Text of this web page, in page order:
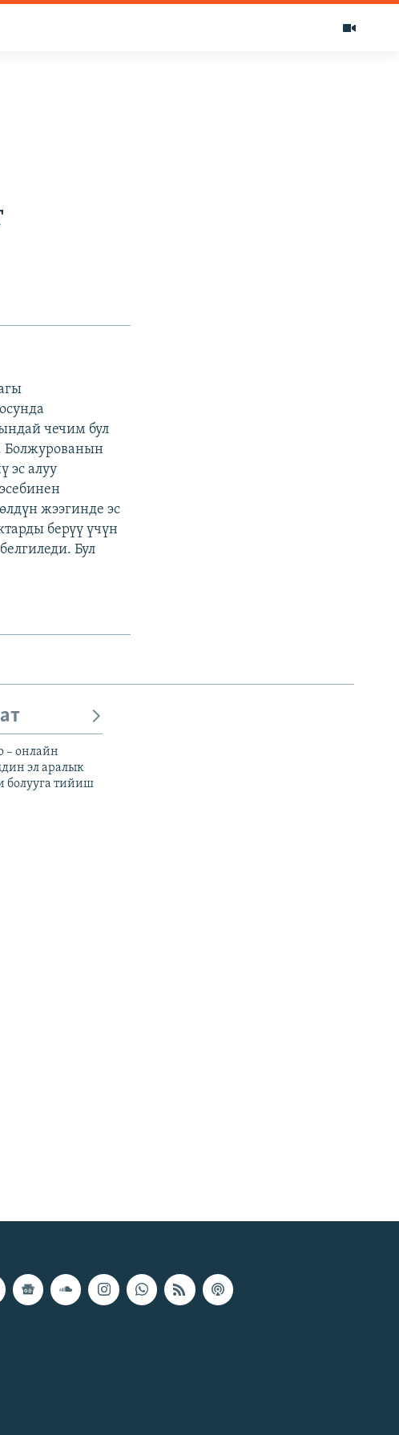
чечим бул
Болжурованын
эс алуу
жээгинде эс
берүү үчүн
Бул
– онлайн
эл аралык
болууга тийиш